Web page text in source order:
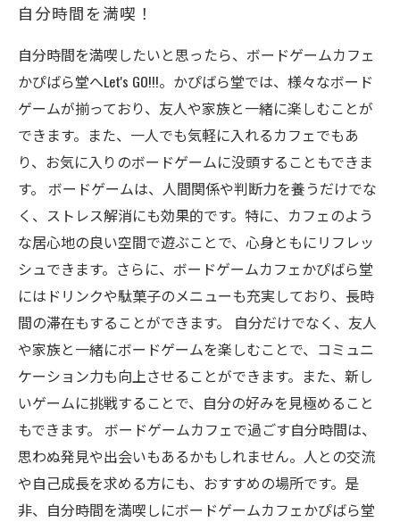
自分時間を満喫！
自分時間を満喫したいと思ったら、ボードゲームカフェ
かぴばら堂へLet's GO!!!。かぴばら堂では、様々なボード
ゲームが揃っており、友人や家族と一緒に楽しむことが
できます。また、一人でも気軽に入れるカフェでもあ
り、お気に入りのボードゲームに没頭することもできま
す。 ボードゲームは、人間関係や判断力を養うだけでな
く、ストレス解消にも効果的です。特に、カフェのよう
な居心地の良い空間で遊ぶことで、心身ともにリフレッ
シュできます。さらに、ボードゲームカフェかぴばら堂
にはドリンクや駄菓子のメニューも充実しており、長時
間の滞在もすることができます。 自分だけでなく、友人
や家族と一緒にボードゲームを楽しむことで、コミュニ
ケーション力も向上させることができます。また、新し
いゲームに挑戦することで、自分の好みを見極めること
もできます。 ボードゲームカフェで過ごす自分時間は、
思わぬ発見や出会いもあるかもしれません。人との交流
や自己成長を求める方にも、おすすめの場所です。是
非、自分時間を満喫しにボードゲームカフェかぴばら堂